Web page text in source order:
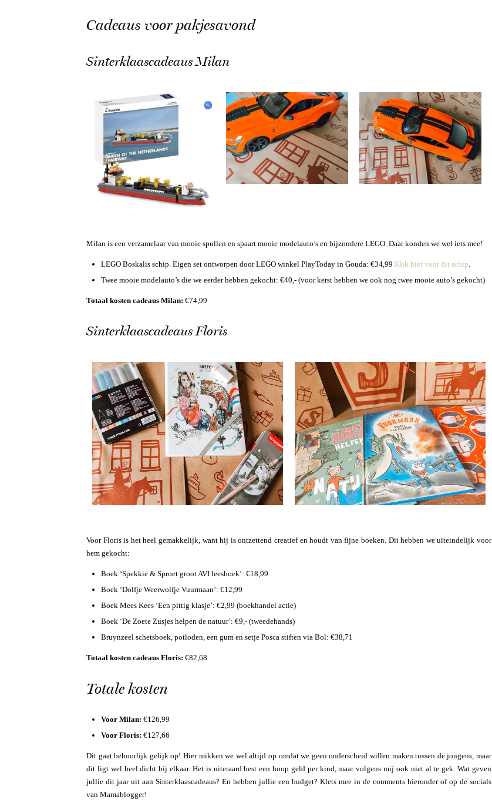
Cadeaus voor pakjesavond
Sinterklaascadeaus Milan
Milan is een verzamelaar van mooie spullen en spaart mooie modelauto’s en bijzondere LEGO. Daar konden we wel iets mee!
LEGO Boskalis schip. Eigen set ontworpen door LEGO winkel PlayToday in Gouda: €34,99 Klik hier voor dit schip.
Twee mooie modelauto’s die we eerder hebben gekocht: €40,- (voor kerst hebben we ook nog twee mooie auto’s gekocht)
Totaal kosten cadeaus Milan: €74,99
Sinterklaascadeaus Floris
Voor Floris is het heel gemakkelijk, want hij is ontzettend creatief en houdt van fijne boeken. Dit hebben we uiteindelijk voor
hem gekocht:
Boek ‘Spekkie & Sproet groot AVI leesboek’: €18,99
Boek ‘Dolfje Weerwolfje Vuurmaan’: €12,99
Boek Mees Kees ‘Een pittig klasje’: €2,99 (boekhandel actie)
Boek ‘De Zoete Zusjes helpen de natuur’: €9,- (tweedehands)
Bruynzeel schetsboek, potloden, een gum en setje Posca stiften via Bol: €38,71
Totaal kosten cadeaus Floris: €82,68
Totale kosten
Voor Milan: €126,99
Voor Floris: €127,66
Dit gaat behoorlijk gelijk op! Hier mikken we wel altijd op omdat we geen onderscheid willen maken tussen de jongens, maar
dit ligt wel heel dicht bij elkaar. Het is uiteraard best een hoop geld per kind, maar volgens mij ook niet al te gek. Wat geven
jullie dit jaar uit aan Sinterklaascadeaus? En hebben jullie een budget? Klets mee in de comments hieronder of op de socials
van Mamablogger!